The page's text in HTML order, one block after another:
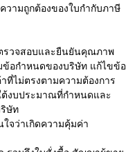
ามถูกต้องของใบกำกับภาษี
รวจสอบและยืนยันคุณภาพ
อกำหนดของบริษัท แก้ไขข้อ
ที่ไม่ตรงตามความต้องการ
ต้งบประมาณที่กำหนดและ
ษัท
จว่าเกิดความคุ้มค่า